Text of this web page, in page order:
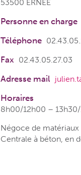
53500 ERNEE
Personne en charge
Téléphone
Fax 02.43.05.27.03
Adresse mail
Horaires
8h00/12h00 –
Négoce de
Centrale à béton, en